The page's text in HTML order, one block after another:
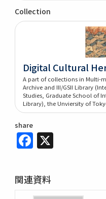
Collection
Digital Cultural
A part of collections in Multi-
Archive and III/GSII Library
Studies, Graduate School of
Library), the Unviersity of
share
Facebook
関連資料